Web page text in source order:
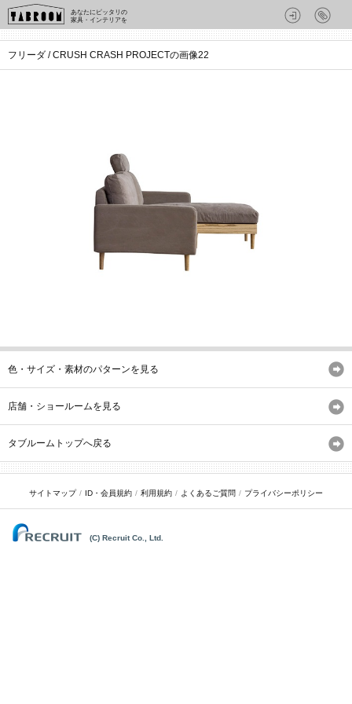
あなたにピッタリの
家具・インテリアを
フリーダ / CRUSH CRASH PROJECTの画像22
色・サイズ・素材のパターンを見る
店舗・ショールームを見る
タブルームトップへ戻る
サイトマップ ID・会員規約 利用規約 よくあるご質問 プライバシーポリシー
(C) Recruit Co., Ltd.